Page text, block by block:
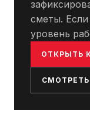
сметы. Если
уровень
ОТКРЫТЬ